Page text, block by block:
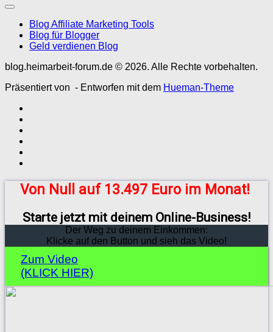
Blog Affiliate Marketing Tools
Blog für Blogger
Geld verdienen Blog
blog.heimarbeit-forum.de © 2026. Alle Rechte vorbehalten.
Präsentiert von - Entworfen mit dem Hueman-Theme
Von Null auf 13.497 Euro im Monat!
Starte jetzt mit deinem Online-Business!
Der Weg zu deinem Einkommen:
Klicke auf den Button und sieh das Video!
Zum Video
(KLICK HIER)